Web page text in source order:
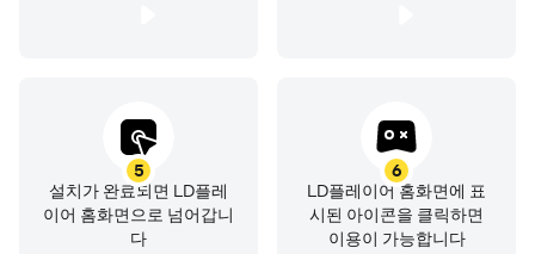
5
설치가 완료되면 LD플레
이어 홈화면으로 넘어갑니
다
6
LD플레이어 홈화면에 표
시된 아이콘을 클릭하면
이용이 가능합니다